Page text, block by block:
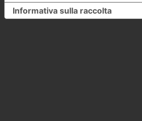
Informativa sulla raccolta